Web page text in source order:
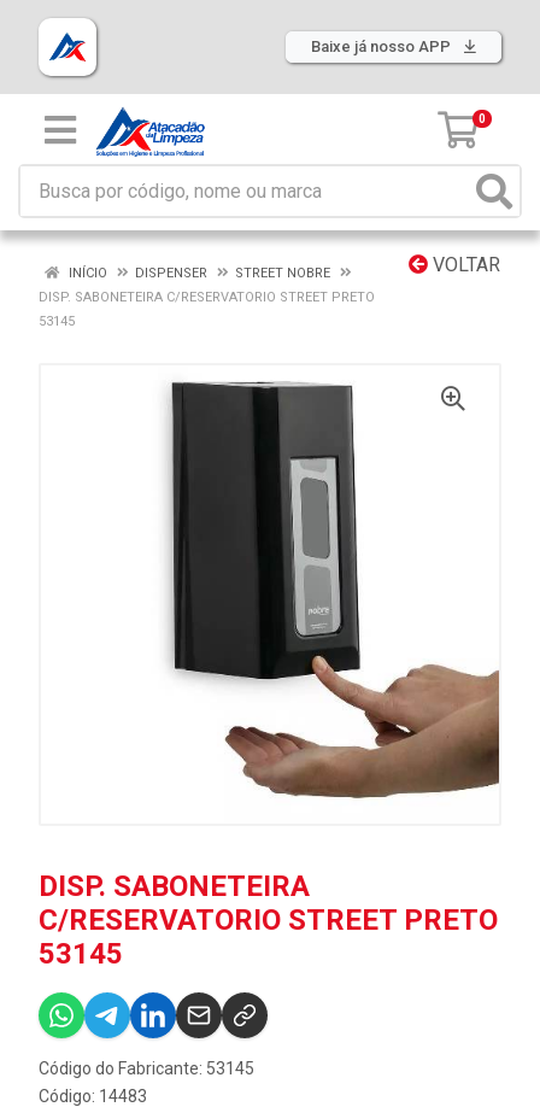
Baixe já nosso APP
0
VOLTAR
INÍCIO DISPENSER
STREET NOBRE
DISP. SABONETEIRA C/RESERVATORIO STREET PRETO
53145
DISP. SABONETEIRA
C/RESERVATORIO STREET PRETO
53145
Código do Fabricante: 53145
Código: 14483